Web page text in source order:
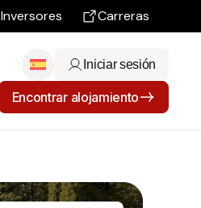
Inversores Carreras
Iniciar sesión
Encontrar alojamiento